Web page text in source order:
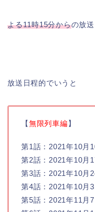
よる11時15分からの放送
放送日程的でいうと
【無限列車編】
第1話：2021年10月
第2話：2021年10月
第3話：2021年10月
第4話：2021年10月
第5話：2021年11月7